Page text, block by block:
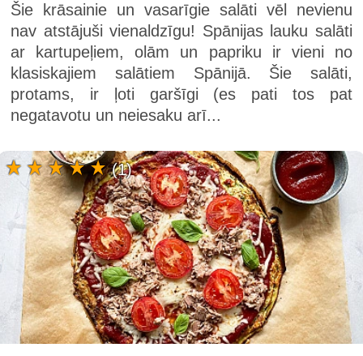
Šie krāsainie un vasarīgie salāti vēl nevienu
nav atstājuši vienaldzīgu! Spānijas lauku salāti
ar kartupeļiem, olām un papriku ir vieni no
klasiskajiem salātiem Spānijā. Šie salāti,
protams, ir ļoti garšīgi (es pati tos pat
negatavotu un neiesaku arī...
(1)